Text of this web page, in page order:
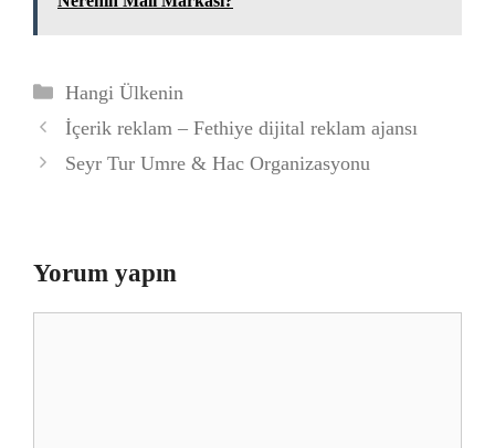
Kategoriler
Hangi Ülkenin
İçerik reklam – Fethiye dijital reklam ajansı
Seyr Tur Umre & Hac Organizasyonu
Yorum yapın